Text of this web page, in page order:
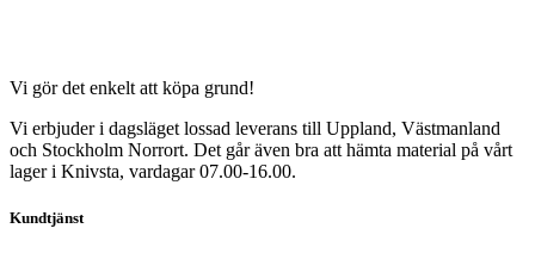
Vi gör det enkelt att köpa grund!
Vi erbjuder i dagsläget lossad leverans till Uppland, Västmanland
och Stockholm Norrort. Det går även bra att hämta material på vårt
lager i Knivsta, vardagar 07.00-16.00.
Kundtjänst